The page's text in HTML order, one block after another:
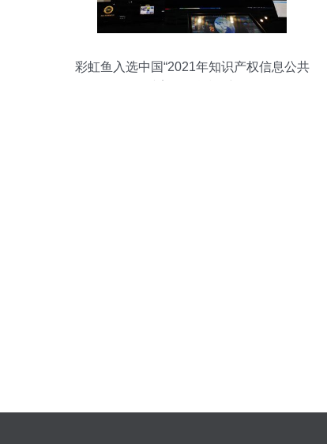
彩虹鱼入选中国“2021年知识产权信息公共